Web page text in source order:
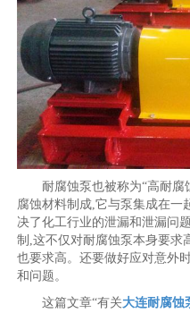
耐腐蚀泵也被称为“高耐
腐蚀材料制成,它与泵集成在一
决了化工行业的泄漏和泄漏问
制,这不仅对耐腐蚀泵本身要求
也要求高。还要做好应对意外
和问题。
这篇文章“有关大连耐腐蚀